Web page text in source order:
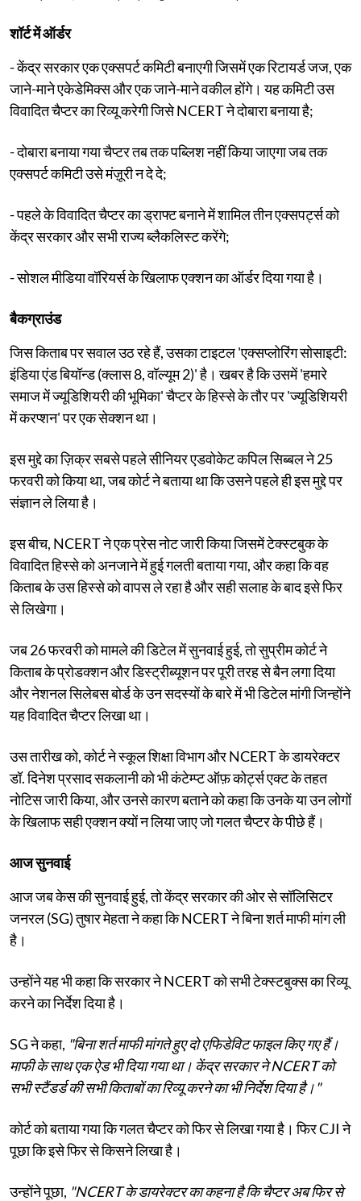
शॉर्ट में ऑर्डर
- केंद्र सरकार एक एक्सपर्ट कमिटी बनाएगी जिसमें एक रिटायर्ड जज, एक
जाने-माने एकेडेमिक्स और एक जाने-माने वकील होंगे। यह कमिटी उस
विवादित चैप्टर का रिव्यू करेगी जिसे NCERT ने दोबारा बनाया है;
- दोबारा बनाया गया चैप्टर तब तक पब्लिश नहीं किया जाएगा जब तक
एक्सपर्ट कमिटी उसे मंज़ूरी न दे दे;
- पहले के विवादित चैप्टर का ड्राफ्ट बनाने में शामिल तीन एक्सपर्ट्स को
केंद्र सरकार और सभी राज्य ब्लैकलिस्ट करेंगे;
- सोशल मीडिया वॉरियर्स के खिलाफ एक्शन का ऑर्डर दिया गया है।
बैकग्राउंड
जिस किताब पर सवाल उठ रहे हैं, उसका टाइटल 'एक्सप्लोरिंग सोसाइटी:
इंडिया एंड बियॉन्ड (क्लास 8, वॉल्यूम 2)' है। खबर है कि उसमें 'हमारे
समाज में ज्यूडिशियरी की भूमिका' चैप्टर के हिस्से के तौर पर 'ज्यूडिशियरी
में करप्शन' पर एक सेक्शन था।
इस मुद्दे का ज़िक्र सबसे पहले सीनियर एडवोकेट कपिल सिब्बल ने 25
फरवरी को किया था, जब कोर्ट ने बताया था कि उसने पहले ही इस मुद्दे पर
संज्ञान ले लिया है।
इस बीच, NCERT ने एक प्रेस नोट जारी किया जिसमें टेक्स्टबुक के
विवादित हिस्से को अनजाने में हुई गलती बताया गया, और कहा कि वह
किताब के उस हिस्से को वापस ले रहा है और सही सलाह के बाद इसे फिर
से लिखेगा।
जब 26 फरवरी को मामले की डिटेल में सुनवाई हुई, तो सुप्रीम कोर्ट ने
किताब के प्रोडक्शन और डिस्ट्रीब्यूशन पर पूरी तरह से बैन लगा दिया
और नेशनल सिलेबस बोर्ड के उन सदस्यों के बारे में भी डिटेल मांगी जिन्होंने
यह विवादित चैप्टर लिखा था।
उस तारीख को, कोर्ट ने स्कूल शिक्षा विभाग और NCERT के डायरेक्टर
डॉ. दिनेश प्रसाद सकलानी को भी कंटेम्प्ट ऑफ़ कोर्ट्स एक्ट के तहत
नोटिस जारी किया, और उनसे कारण बताने को कहा कि उनके या उन लोगों
के खिलाफ सही एक्शन क्यों न लिया जाए जो गलत चैप्टर के पीछे हैं।
आज सुनवाई
आज जब केस की सुनवाई हुई, तो केंद्र सरकार की ओर से सॉलिसिटर
जनरल (SG) तुषार मेहता ने कहा कि NCERT ने बिना शर्त माफी मांग ली
है।
उन्होंने यह भी कहा कि सरकार ने NCERT को सभी टेक्स्टबुक्स का रिव्यू
करने का निर्देश दिया है।
SG ने कहा, "बिना शर्त माफी मांगते हुए दो एफिडेविट फाइल किए गए हैं।
माफी के साथ एक ऐड भी दिया गया था। केंद्र सरकार ने NCERT को
सभी स्टैंडर्ड की सभी किताबों का रिव्यू करने का भी निर्देश दिया है।"
कोर्ट को बताया गया कि गलत चैप्टर को फिर से लिखा गया है। फिर CJI ने
पूछा कि इसे फिर से किसने लिखा है।
उन्होंने पूछा, "NCERT के डायरेक्टर का कहना है कि चैप्टर अब फिर से